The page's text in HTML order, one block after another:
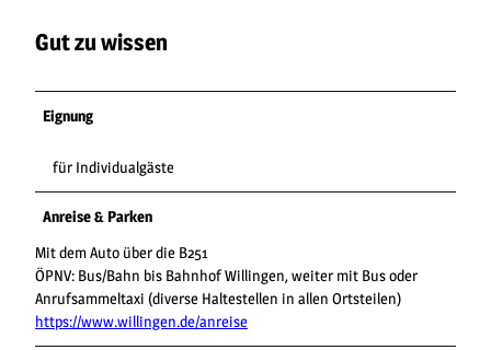
Gut zu wissen
Eignung
für Individualgäste
Anreise & Parken
Mit dem Auto über die B251
ÖPNV: Bus/Bahn bis Bahnhof Willingen, weiter mit Bus oder
Anrufsammeltaxi (diverse Haltestellen in allen Ortsteilen)
https://www.willingen.de/anreise